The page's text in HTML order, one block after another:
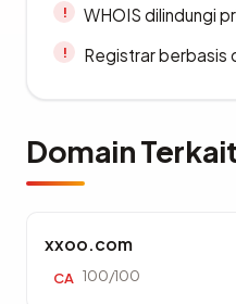
WHOIS dilindungi
Registrar berbasis
Domain
xxoo.com
CA 100/100